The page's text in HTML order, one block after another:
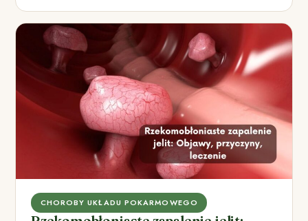
CHOROBY UKŁADU POKARMOWEGO